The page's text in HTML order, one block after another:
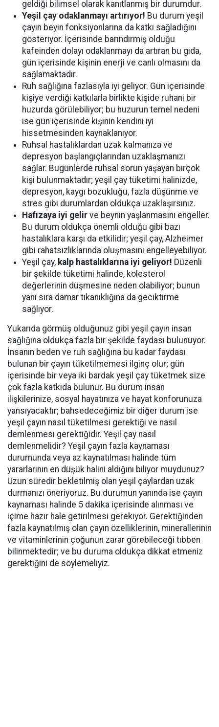
geldiği bilimsel olarak kanıtlanmış bir durumdur.
Yeşil çay odaklanmayı artırıyor! Bu durum yeşil
çayın beyin fonksiyonlarına da katkı sağladığını
gösteriyor. İçerisinde barındırmış olduğu
kafeinden dolayı odaklanmayı da artıran bu gıda,
gün içerisinde kişinin enerji ve canlı olmasını da
sağlamaktadır.
Ruh sağlığına fazlasıyla iyi geliyor. Gün içerisinde
kişiye verdiği katkılarla birlikte kişide ruhani bir
huzurda görülebiliyor; bu huzurun temel nedeni
ise gün içerisinde kişinin kendini iyi
hissetmesinden kaynaklanıyor.
Ruhsal hastalıklardan uzak kalmanıza ve
depresyon başlangıçlarından uzaklaşmanızı
sağlar. Bugünlerde ruhsal sorun yaşayan birçok
kişi bulunmaktadır; yeşil çay tüketimi halinizde,
depresyon, kaygı bozukluğu, fazla düşünme ve
stres gibi durumlardan oldukça uzaklaşırsınız.
Hafızaya iyi gelir ve beynin yaşlanmasını engeller.
Bu durum oldukça önemli olduğu gibi bazı
hastalıklara karşı da etkilidir; yeşil çay, Alzheimer
gibi rahatsızlıklarında oluşmasını engelleyebiliyor.
Yeşil çay, kalp hastalıklarına iyi geliyor! Düzenli
bir şekilde tüketimi halinde, kolesterol
değerlerinin düşmesine neden olabiliyor; bunun
yanı sıra damar tıkanıklığına da geciktirme
sağlıyor.
Yukarıda görmüş olduğunuz gibi yeşil çayın insan
sağlığına oldukça fazla bir şekilde faydası bulunuyor.
İnsanın beden ve ruh sağlığına bu kadar faydası
bulunan bir çayın tüketilmemesi ilginç olur; gün
içerisinde bir veya iki bardak yeşil çay tüketmek size
çok fazla katkıda bulunur. Bu durum insan
ilişkilerinize, sosyal hayatınıza ve hayat konforunuza
yansıyacaktır; bahsedeceğimiz bir diğer durum ise
yeşil çayın nasıl tüketilmesi gerektiği ve nasıl
demlenmesi gerektiğidir. Yeşil çay nasıl
demlenmelidir? Yeşil çayın fazla kaynaması
durumunda veya az kaynatılması halinde tüm
yararlarının en düşük halini aldığını biliyor muydunuz?
Uzun süredir bekletilmiş olan yeşil çaylardan uzak
durmanızı öneriyoruz. Bu durumun yanında ise çayın
kaynaması halinde 5 dakika içerisinde alınması ve
içime hazır hale getirilmesi gerekiyor. Gerektiğinden
fazla kaynatılmış olan çayın özelliklerinin, minerallerinin
ve vitaminlerinin çoğunun zarar görebileceği tıbben
bilinmektedir; ve bu duruma oldukça dikkat etmeniz
gerektiğini de söylemeliyiz.